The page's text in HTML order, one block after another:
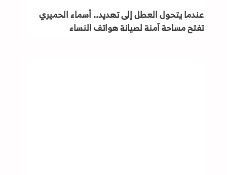
عندما يتحول العطل إلى تهديد… أسماء الحميري
تفتح مساحة آمنة لصيانة هواتف النساء